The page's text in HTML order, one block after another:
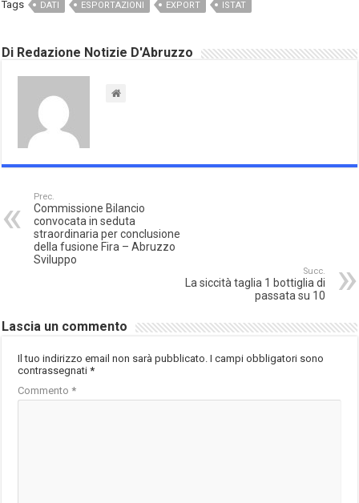
Tags DATI ESPORTAZIONI EXPORT ISTAT
Di Redazione Notizie D'Abruzzo
Prec.
Commissione Bilancio
convocata in seduta
straordinaria per conclusione
della fusione Fira – Abruzzo
Sviluppo
Succ.
La siccità taglia 1 bottiglia di
passata su 10
Lascia un commento
Il tuo indirizzo email non sarà pubblicato. I campi obbligatori sono
contrassegnati*
Commento*